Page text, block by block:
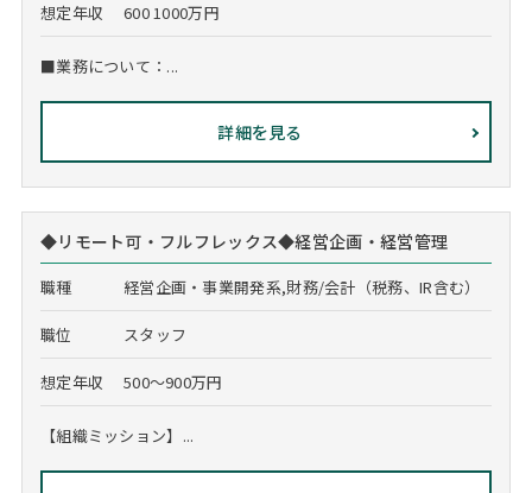
想定年収 600 1000万円
■業務について：...
詳細を見る
◆リモート可・フルフレックス◆経営企画・経営管理
職種 経営企画・事業開発系,財務/会計（税務、IR含む）
職位 スタッフ
想定年収 500～900万円
【組織ミッション】...